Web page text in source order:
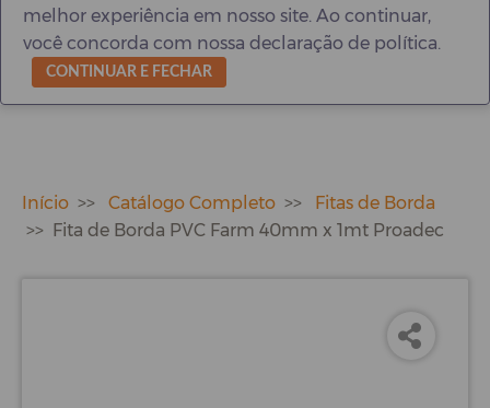
melhor experiência em nosso site. Ao continuar,
você concorda com nossa declaração de política.
CONTINUAR E FECHAR
Início Catálogo Completo
Fitas de Borda
Fita de Borda PVC Farm 40mm x 1mt Proadec